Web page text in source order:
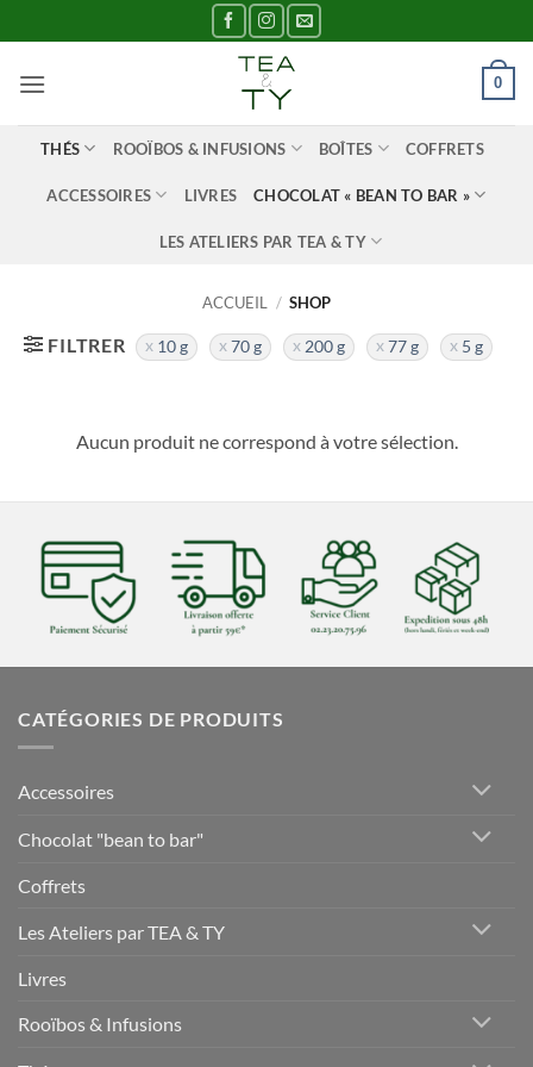
au
contenu
0
THÉS ROOÏBOS & INFUSIONS BOÎTES COFFRETS
ACCESSOIRES LIVRES CHOCOLAT « BEAN TO BAR »
LES ATELIERS PAR TEA & TY
ACCUEIL / SHOP
FILTRER 10 g 70 g 200 g 77 g 5 g
Aucun produit ne correspond à votre sélection.
CATÉGORIES DE PRODUITS
Accessoires
Chocolat "bean to bar"
Coffrets
Les Ateliers par TEA & TY
Livres
Rooïbos & Infusions